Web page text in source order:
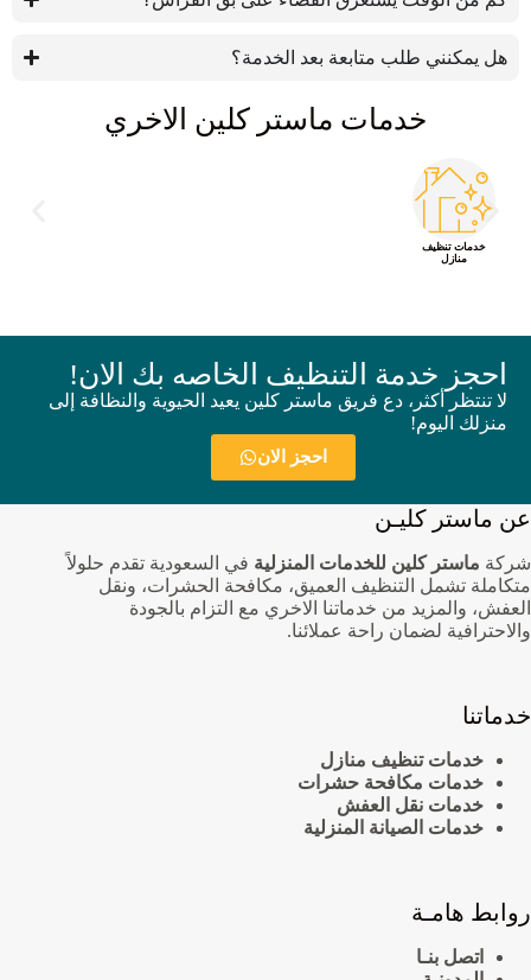
هل يمكنني طلب متابعة بعد الخدمة؟
خدمات ماستر كلين الاخري
خدمات تنظيف
منازل
احجز خدمة التنظيف الخاصه بك الان!
لا تنتظر أكثر، دع فريق ماستر كلين يعيد الحيوية والنظافة إلى
منزلك اليوم!
احجز الان
عن ماستر كليـن
شركة ماستر كلين للخدمات المنزلية في السعودية تقدم حلولاً
متكاملة تشمل التنظيف العميق، مكافحة الحشرات، ونقل
العفش، والمزيد من خدماتنا الاخري مع التزام بالجودة
والاحترافية لضمان راحة عملائنا.
خدماتنا
خدمات تنظيف منازل
خدمات مكافحة حشرات
خدمات نقل العفش
خدمات الصيانة المنزلية
روابط هامـة
اتصل بنـا